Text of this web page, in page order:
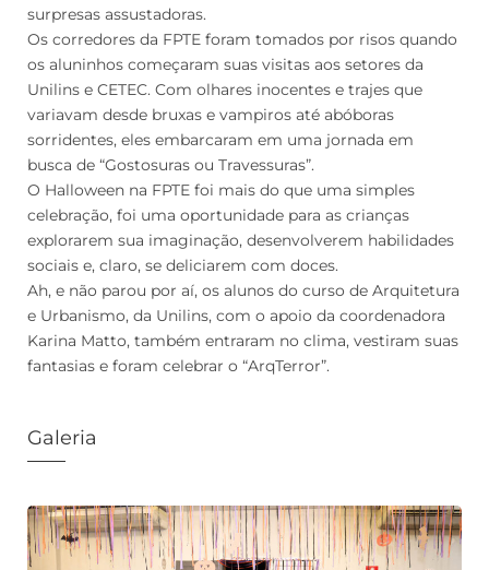
surpresas assustadoras.
Os corredores da FPTE foram tomados por risos quando
os aluninhos começaram suas visitas aos setores da
Unilins e CETEC. Com olhares inocentes e trajes que
variavam desde bruxas e vampiros até abóboras
sorridentes, eles embarcaram em uma jornada em
busca de “Gostosuras ou Travessuras”.
O Halloween na FPTE foi mais do que uma simples
celebração, foi uma oportunidade para as crianças
explorarem sua imaginação, desenvolverem habilidades
sociais e, claro, se deliciarem com doces.
Ah, e não parou por aí, os alunos do curso de Arquitetura
e Urbanismo, da Unilins, com o apoio da coordenadora
Karina Matto, também entraram no clima, vestiram suas
fantasias e foram celebrar o “ArqTerror”.
Galeria